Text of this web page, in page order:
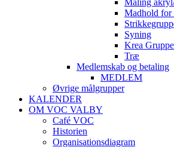
Maling
Madhold for
Syning
Krea
Træ
Medlemskab og betaling
MEDLEM
Øvrige målgrupper
KALENDER
OM VOC VALBY
Café VOC
Historien
Organisationsdiagram